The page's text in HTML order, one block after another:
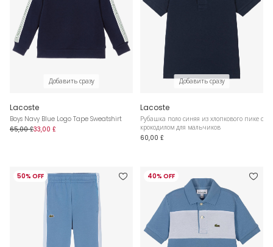
Добавить сразу
Lacoste
Boys Navy Blue Logo Tape Sweatshirt
65,00 £33,00 £
Добавить сразу
Lacoste
Рубашка поло синяя из хлопкового пике с
крокодилом для мальчиков
60,00 £
50% OFF 40% OFF